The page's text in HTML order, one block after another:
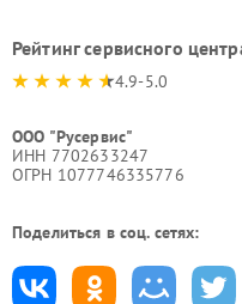
Рейтинг сервисного
4.9-5.0
ООО "Русервис"
ИНН 7702633247
ОГРН 1077746335776
Поделиться в соц. сетях: